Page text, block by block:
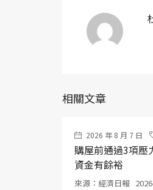
相關文章
2026 年 8 月 7 日
購屋前通過3項壓
資金有餘裕
來源：經濟日報